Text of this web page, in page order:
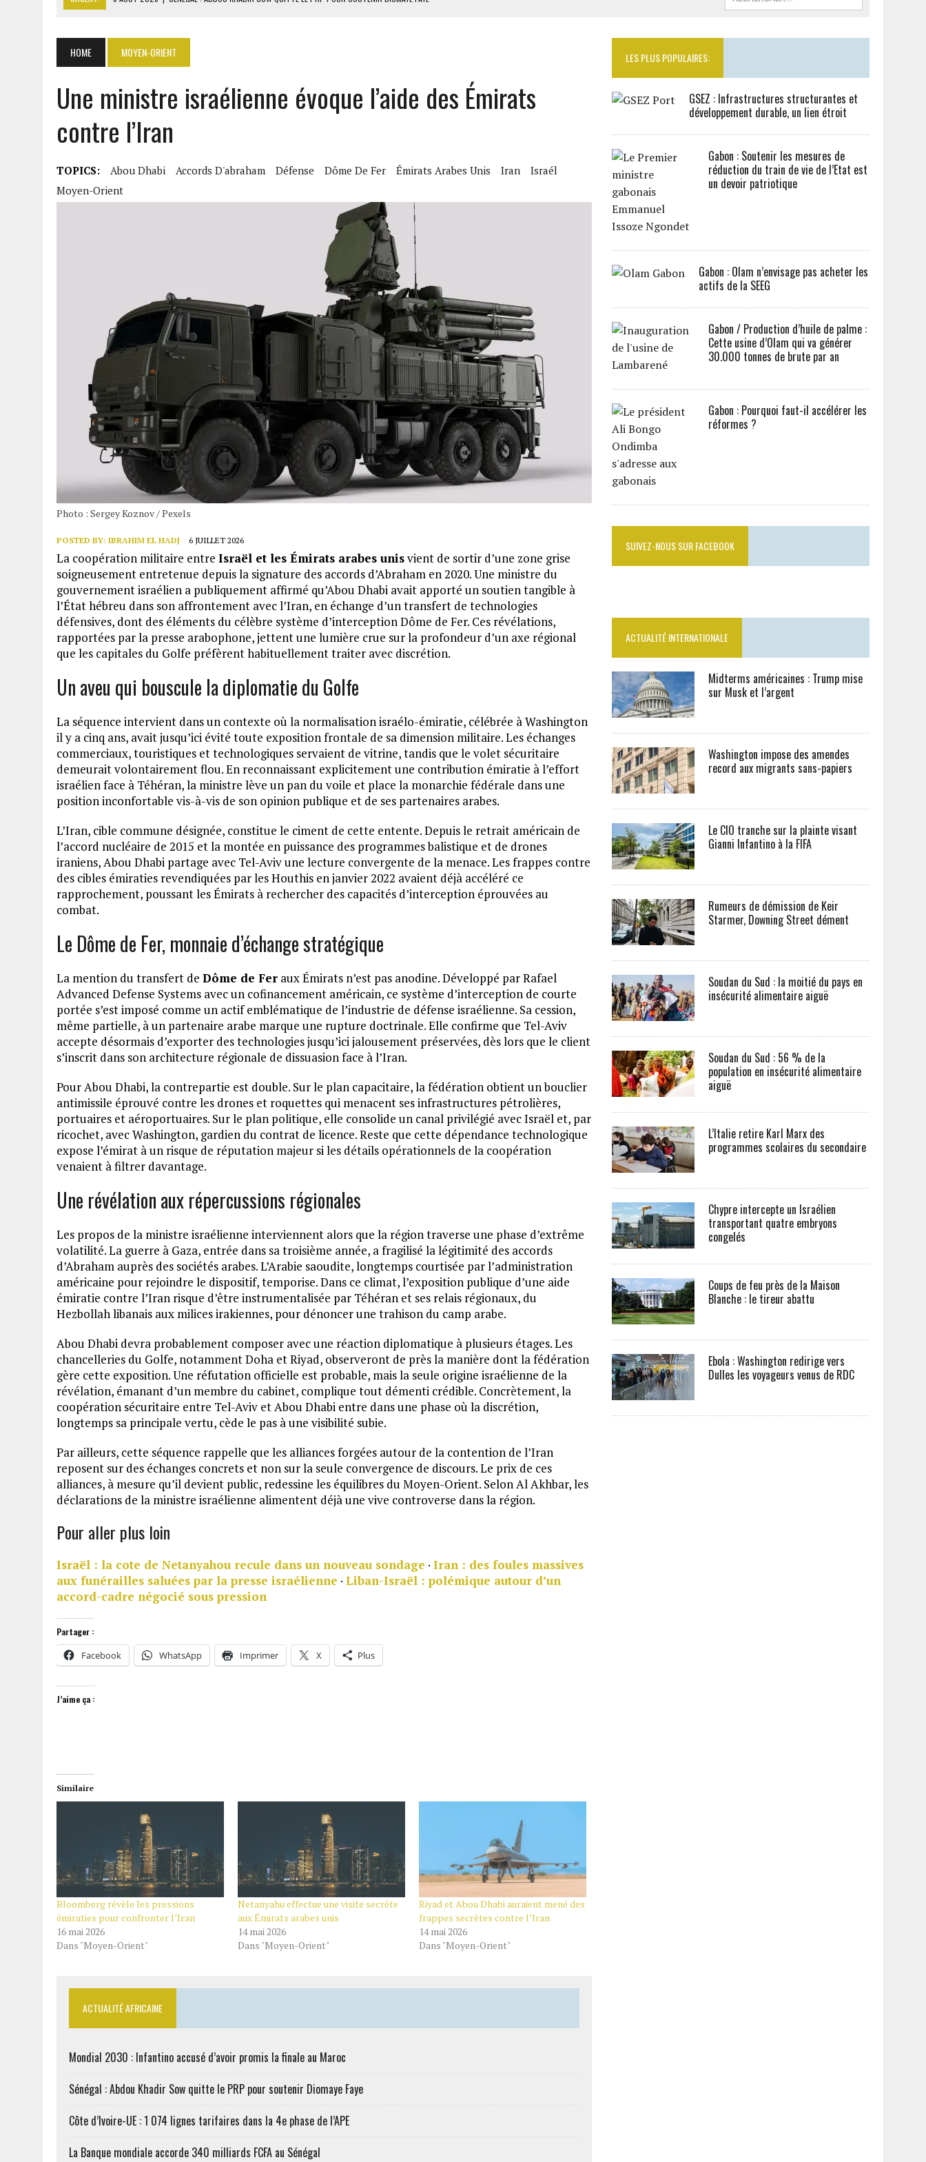
6 AOÛT 2026 | RWANDA : LES MÉNAGES APPELÉS À DEVENIR PRODUCTEURS D’ÉLECTRICITÉ SOLAIRE
| MONDIAL 2030 : INFANTINO ACCUSÉ D’AVOIR PROMIS LA FINALE AU MAROC
HOME MOYEN-ORIENT
Une ministre israélienne évoque l’aide des Émirats
contre l’Iran
TOPICS: Abou Dhabi Accords D'abraham Défense Dôme De Fer Émirats Arabes Unis Iran
Israél
Moyen-Orient
Photo : Sergey Koznov / Pexels
POSTED BY: IBRAHIM EL HADJ 6 JUILLET 2026
La coopération militaire entre Israël et les Émirats arabes unisvient de sortir d’une zone grise
soigneusement entretenue depuis la signature des accords d’Abraham en 2020. Une ministre du
gouvernement israélien a publiquement affirmé qu’Abou Dhabi avait apporté un soutien tangible à
l’État hébreu dans son affrontement avec l’Iran, en échange d’un transfert de technologies
défensives, dont des éléments du célèbre système d’interception Dôme de Fer. Ces révélations,
rapportées par la presse arabophone, jettent une lumière crue sur la profondeur d’un axe régional
que les capitales du Golfe préfèrent habituellement traiter avec discrétion.
Un aveu qui bouscule la diplomatie du Golfe
La séquence intervient dans un contexte où la normalisation israélo-émiratie, célébrée à Washington
il y a cinq ans, avait jusqu’ici évité toute exposition frontale de sa dimension militaire. Les échanges
commerciaux, touristiques et technologiques servaient de vitrine, tandis que le volet sécuritaire
demeurait volontairement flou. En reconnaissant explicitement une contribution émiratie à l’effort
israélien face à Téhéran, la ministre lève un pan du voile et place la monarchie fédérale dans une
position inconfortable vis-à-vis de son opinion publique et de ses partenaires arabes.
L’Iran, cible commune désignée, constitue le ciment de cette entente. Depuis le retrait américain de
l’accord nucléaire de 2015 et la montée en puissance des programmes balistique et de drones
iraniens, Abou Dhabi partage avec Tel-Aviv une lecture convergente de la menace. Les frappes contre
des cibles émiraties revendiquées par les Houthis en janvier 2022 avaient déjà accéléré ce
rapprochement, poussant les Émirats à rechercher des capacités d’interception éprouvées au
combat.
Le Dôme de Fer, monnaie d’échange stratégique
La mention du transfert de Dôme de Fer aux Émirats n’est pas anodine. Développé par Rafael
Advanced Defense Systems avec un cofinancement américain, ce système d’interception de courte
portée s’est imposé comme un actif emblématique de l’industrie de défense israélienne. Sa cession,
même partielle, à un partenaire arabe marque une rupture doctrinale. Elle confirme que Tel-Aviv
accepte désormais d’exporter des technologies jusqu’ici jalousement préservées, dès lors que le client
s’inscrit dans son architecture régionale de dissuasion face à l’Iran.
Pour Abou Dhabi, la contrepartie est double. Sur le plan capacitaire, la fédération obtient un bouclier
antimissile éprouvé contre les drones et roquettes qui menacent ses infrastructures pétrolières,
portuaires et aéroportuaires. Sur le plan politique, elle consolide un canal privilégié avec Israël et, par
ricochet, avec Washington, gardien du contrat de licence. Reste que cette dépendance technologique
expose l’émirat à un risque de réputation majeur si les détails opérationnels de la coopération
venaient à filtrer davantage.
Une révélation aux répercussions régionales
Les propos de la ministre israélienne interviennent alors que la région traverse une phase d’extrême
volatilité. La guerre à Gaza, entrée dans sa troisième année, a fragilisé la légitimité des accords
d’Abraham auprès des sociétés arabes. L’Arabie saoudite, longtemps courtisée par l’administration
américaine pour rejoindre le dispositif, temporise. Dans ce climat, l’exposition publique d’une aide
émiratie contre l’Iran risque d’être instrumentalisée par Téhéran et ses relais régionaux, du
Hezbollah libanais aux milices irakiennes, pour dénoncer une trahison du camp arabe.
Abou Dhabi devra probablement composer avec une réaction diplomatique à plusieurs étages. Les
chancelleries du Golfe, notamment Doha et Riyad, observeront de près la manière dont la fédération
gère cette exposition. Une réfutation officielle est probable, mais la seule origine israélienne de la
révélation, émanant d’un membre du cabinet, complique tout démenti crédible. Concrètement, la
coopération sécuritaire entre Tel-Aviv et Abou Dhabi entre dans une phase où la discrétion,
longtemps sa principale vertu, cède le pas à une visibilité subie.
Par ailleurs, cette séquence rappelle que les alliances forgées autour de la contention de l’Iran
reposent sur des échanges concrets et non sur la seule convergence de discours. Le prix de ces
alliances, à mesure qu’il devient public, redessine les équilibres du Moyen-Orient. Selon Al Akhbar, les
déclarations de la ministre israélienne alimentent déjà une vive controverse dans la région.
Pour aller plus loin
Israël : la cote de Netanyahou recule dans un nouveau sondage · Iran : des foules massives
aux funérailles saluées par la presse israélienne · Liban-Israël : polémique autour d’un
accord-cadre négocié sous pression
Partager :
Facebook WhatsApp Imprimer X Plus
J’aime ça :
Similaire
Bloomberg révèle les pressions
émiraties pour confronter l’Iran
16 mai 2026
Dans "Moyen-Orient"
Netanyahu effectue une visite secrète
aux Émirats arabes unis
14 mai 2026
Dans "Moyen-Orient"
Riyad et Abou Dhabi auraient mené des
frappes secrètes contre l’Iran
14 mai 2026
Dans "Moyen-Orient"
ACTUALITÉ AFRICAINE
Mondial 2030 : Infantino accusé d’avoir promis la finale au Maroc
Sénégal : Abdou Khadir Sow quitte le PRP pour soutenir Diomaye Faye
Côte d’Ivoire-UE : 1 074 lignes tarifaires dans la 4e phase de l’APE
La Banque mondiale accorde 340 milliards FCFA au Sénégal
LES PLUS POPULAIRES:
GSEZ : Infrastructures structurantes et
développement durable, un lien étroit
Gabon : Soutenir les mesures de
réduction du train de vie de l’Etat est
un devoir patriotique
Gabon : Olam n’envisage pas acheter les
actifs de la SEEG
Gabon / Production d’huile de palme :
Cette usine d’Olam qui va générer
30.000 tonnes de brute par an
Gabon : Pourquoi faut-il accélérer les
réformes ?
SUIVEZ-NOUS SUR FACEBOOK
ACTUALITÉ INTERNATIONALE
Midterms américaines : Trump mise
sur Musk et l’argent
Washington impose des amendes
record aux migrants sans-papiers
Le CIO tranche sur la plainte visant
Gianni Infantino à la FIFA
Rumeurs de démission de Keir
Starmer, Downing Street dément
Soudan du Sud : la moitié du pays en
insécurité alimentaire aiguë
Soudan du Sud : 56 % de la
population en insécurité alimentaire
aiguë
L’Italie retire Karl Marx des
programmes scolaires du secondaire
Chypre intercepte un Israélien
transportant quatre embryons
congelés
Coups de feu près de la Maison
Blanche : le tireur abattu
Ebola : Washington redirige vers
Dulles les voyageurs venus de RDC